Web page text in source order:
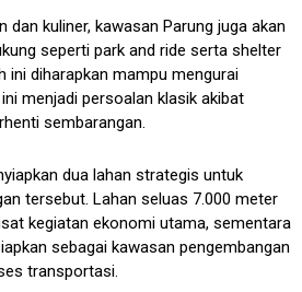
dan kuliner, kawasan Parung juga akan
seperti park and ride serta shelter
ini diharapkan mampu mengurai
menjadi persoalan klasik akibat
sembarangan.
dua lahan strategis untuk
tersebut. Lahan seluas 7.000 meter
kegiatan ekonomi utama, sementara
sebagai kawasan pengembangan
transportasi.